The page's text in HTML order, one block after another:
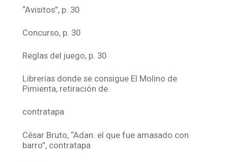
“Avisitos”, p. 30
Concurso, p. 30
Reglas del juego, p. 30
Librerías donde se consigue El Molino de
Pimienta, retiración de
contratapa
César Bruto, “Adan: el que fue amasado con
barro”, contratapa